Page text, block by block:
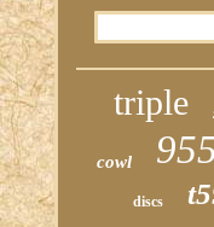
triple
cowl
discs